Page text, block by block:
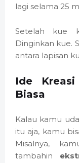
lagi selama 25
Setelah kue
Dinginkan kue.
antara lapisan
Ide
Biasa
Kalau kamu
itu aja, kamu
Misalnya,
tambahin